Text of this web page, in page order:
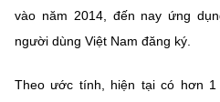
(Ghi rõ nguồn "https://mst.gov.vn"
vào năm 2014, đến nay ứng
người dùng Việt Nam đăng ký.
Theo ước tính, hiện tại có hơn